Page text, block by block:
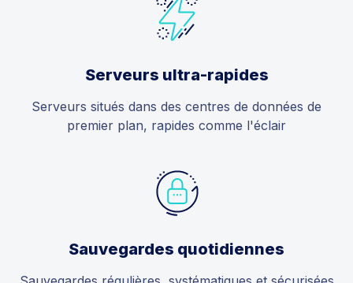
Serveurs ultra-rapides
Serveurs situés dans des centres de données de
premier plan, rapides comme l'éclair
Sauvegardes quotidiennes